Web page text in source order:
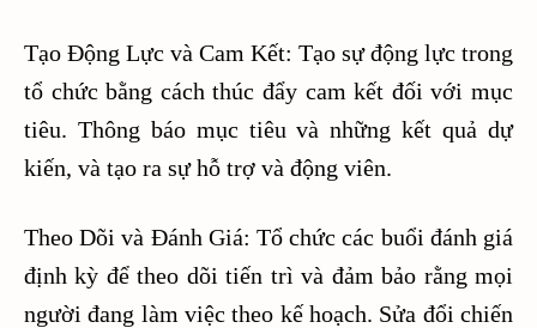
Tạo Động Lực và Cam Kết: Tạo sự động lực trong
tổ chức bằng cách thúc đẩy cam kết đối với mục
tiêu. Thông báo mục tiêu và những kết quả dự
kiến, và tạo ra sự hỗ trợ và động viên.
Theo Dõi và Đánh Giá: Tổ chức các buổi đánh giá
định kỳ để theo dõi tiến trì và đảm bảo rằng mọi
người đang làm việc theo kế hoạch. Sửa đổi chiến